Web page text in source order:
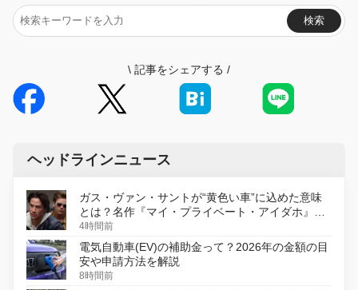
検索
\ 記事をシェアする /
ヘッドラインニュース
ガス・ヴァン・サントが“黄色い車”に込めた意味
とは？名作『マイ・プライベート・アイダホ』が
初のデジタルリマスター版で復活
4時間前
電気自動車(EV)の補助金って？2026年の金額の目
安や申請方法を解説
8時間前